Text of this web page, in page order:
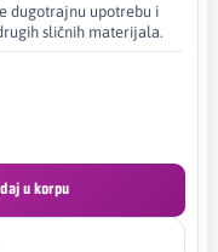
dugotrajnu upotrebu i
sličnih materijala.
u korpu